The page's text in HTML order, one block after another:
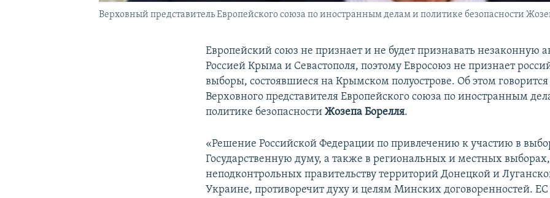
Верховный представитель Европейского союза по иностранным делам и политике безопасности
Европейский союз не признает и не будет признавать незаконную
Россией Крыма и Севастополя, поэтому Евросоюз не признает
выборы, состоявшиеся на Крымском полуострове. Об этом
Верховного представителя Европейского союза по иностранным
политике безопасностиЖозепа Борелля.
«Решение Российской Федерации по привлечению к участию в
Государственную думу, а также в региональных и местных
неподконтрольных правительству территорий Донецкой и
Украине, противоречит духу и целям Минских договоренностей. ЕС